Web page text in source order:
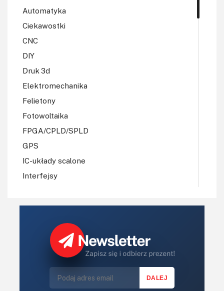
Automatyka
Ciekawostki
CNC
DIY
Druk 3d
Elektromechanika
Felietony
Fotowoltaika
FPGA/CPLD/SPLD
GPS
IC-układy scalone
Interfejsy
Koła Naukowe
LED/LCD/OLED
Mechatronika